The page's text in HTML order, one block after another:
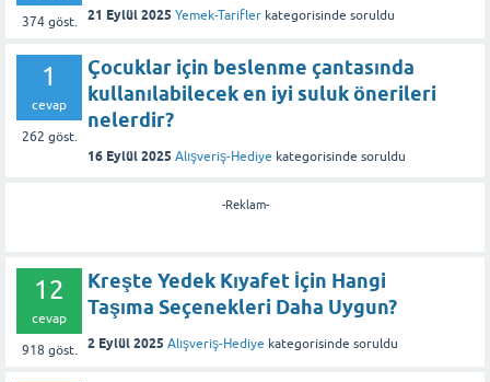
374göst. 21 Eylül 2025 Yemek-Tarifler kategorisinde soruldu
1
cevap
262 göst.
Çocuklar için beslenme çantasında
kullanılabilecek en iyi suluk önerileri
nelerdir?
16 Eylül 2025 Alışveriş-Hediye kategorisinde soruldu
-Reklam-
12
cevap
918 göst.
Kreşte Yedek Kıyafet İçin Hangi
Taşıma Seçenekleri Daha Uygun?
2 Eylül 2025 Alışveriş-Hediye kategorisinde soruldu